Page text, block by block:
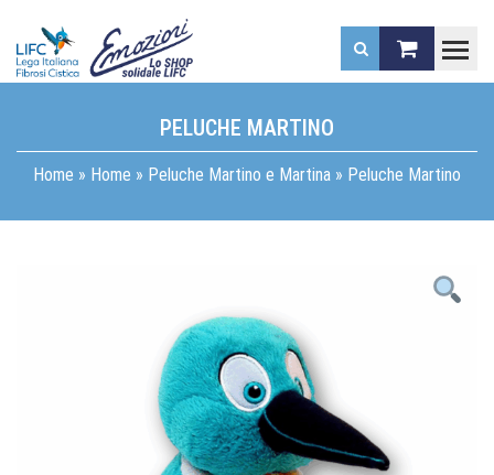
PELUCHE MARTINO
Home » Home » Peluche Martino e Martina » Peluche Martino